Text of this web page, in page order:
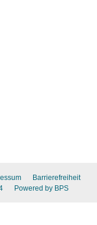
Barrierefreiheit
Powered by BPS